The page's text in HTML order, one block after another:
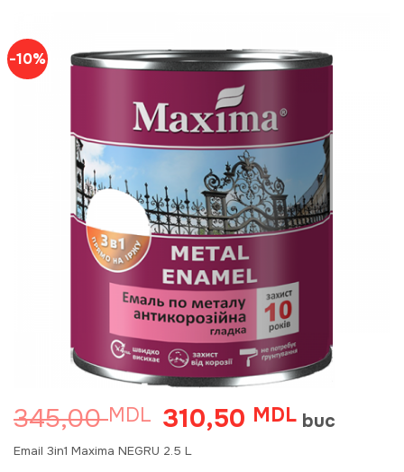
-10%
345,00MDL Prețul
inițial
a
310,50 MDLPrețul
curent
buc
Email 3in1 Maxima NEGRU 2.5 L